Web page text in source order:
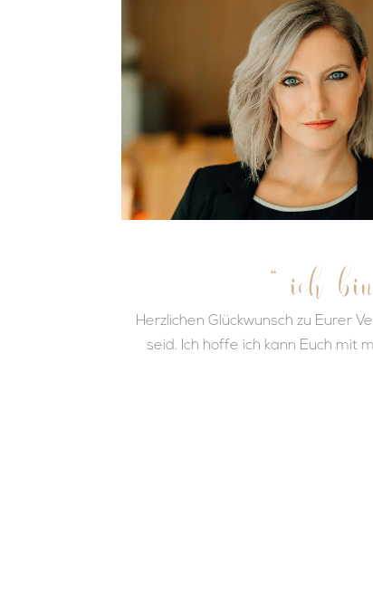
“ ich
Herzlichen Glückwunsch zu Eurer
seid. Ich hoffe ich kann Euch mit